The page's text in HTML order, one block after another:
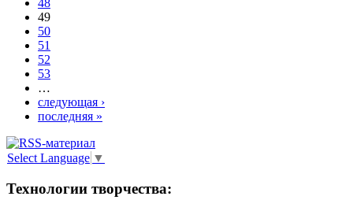
49
50
51
52
53
…
следующая ›
последняя »
Select Language ▼
Технологии творчества: